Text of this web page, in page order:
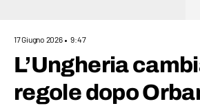
17 Giugno 2026 9:47
L’Ungheria
regole dopo